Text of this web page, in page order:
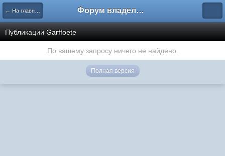
← На главную Форум владельцев интернет-магазинов
Публикации Garffoete
По вашему запросу ничего не найдено.
Полная версия